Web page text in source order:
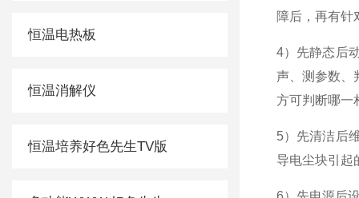
恒温电热板
恒温消解仪
恒温培养好色先生TV版
障后，再有
4）先静态后
声、测参数
方可判断哪一相
5）先清洁后
导电尘块引起的